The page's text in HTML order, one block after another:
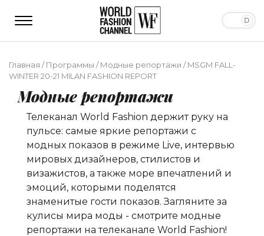
Главная /Программы /Модные репортажи /MSGM FALL-
WINTER 20-21 MILAN FASHION REPORT
Модные репортажи
Телеканал World Fashion держит руку на
пульсе: самые яркие репортажи с
модных показов в режиме Live, интервью
мировых дизайнеров, стилистов и
визажистов, а также море впечатлений и
эмоций, которыми поделятся
знаменитые гости показов. Загляните за
кулисы мира моды - смотрите модные
репортажи на телеканале World Fashion!